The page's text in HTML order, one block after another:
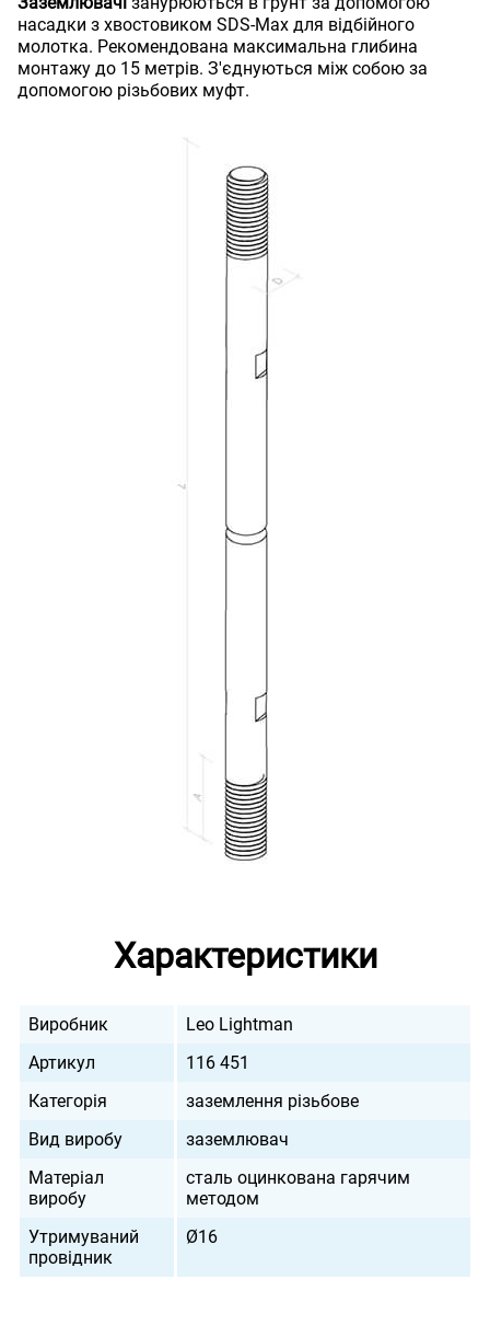
насадки з хвостовиком SDS-Max для відбійного
молотка. Рекомендована максимальна глибина
монтажу до 15 метрів. З'єднуються між собою за
допомогою різьбових муфт.
Характеристики
Виробник
Leo Lightman
Артикул
116 451
Категорія
заземлення різьбове
Вид виробу
заземлювач
Матеріал
виробу
сталь оцинкована гарячим
методом
Утримуваний
провідник
Ø16